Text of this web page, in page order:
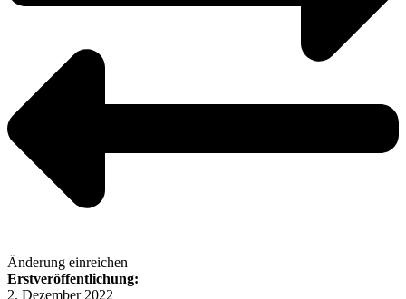
Änderung einreichen
Erstveröffentlichung:
2. Dezember 2022